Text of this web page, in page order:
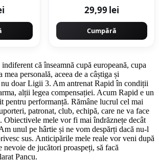
29,99 lei
Cumpără
că înseamnă cupă europeană, cupa
personală, aceea de a câștiga și
doar Ligii 3. Am antrenat Rapid în condiții
alții legea compensației. Acum Rapid e un
pentru performanță. Rămâne lucrul cel mai
patronat, club, echipă, care ne va face
Obiectivele mele vor fi mai îndrăznețe decât
unul pe hârtie și ne vom despărți dacă nu-l
sus. Anticipările mele reale vor veni după
nevoie de jucători proaspeți, să facă
Pancu.